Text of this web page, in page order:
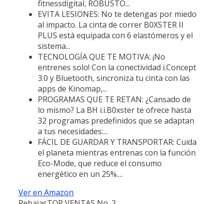
fitnessdigital, ROBUSTO...
EVITA LESIONES: No te detengas por miedo
al impacto. La cinta de correr B0XSTER II
PLUS está equipada con 6 elastómeros y el
sistema...
TECNOLOGÍA QUE TE MOTIVA: ¡No
entrenes solo! Con la conectividad i.Concept
3.0 y Bluetooth, sincroniza tu cinta con las
apps de Kinomap,...
PROGRAMAS QUE TE RETAN: ¿Cansado de
lo mismo? La BH i.i.B0xster te ofrece hasta
32 programas predefinidos que se adaptan
a tus necesidades:...
FÁCIL DE GUARDAR Y TRANSPORTAR: Cuida
el planeta mientras entrenas con la función
Eco-Mode, que reduce el consumo
energético en un 25%....
Ver en Amazon